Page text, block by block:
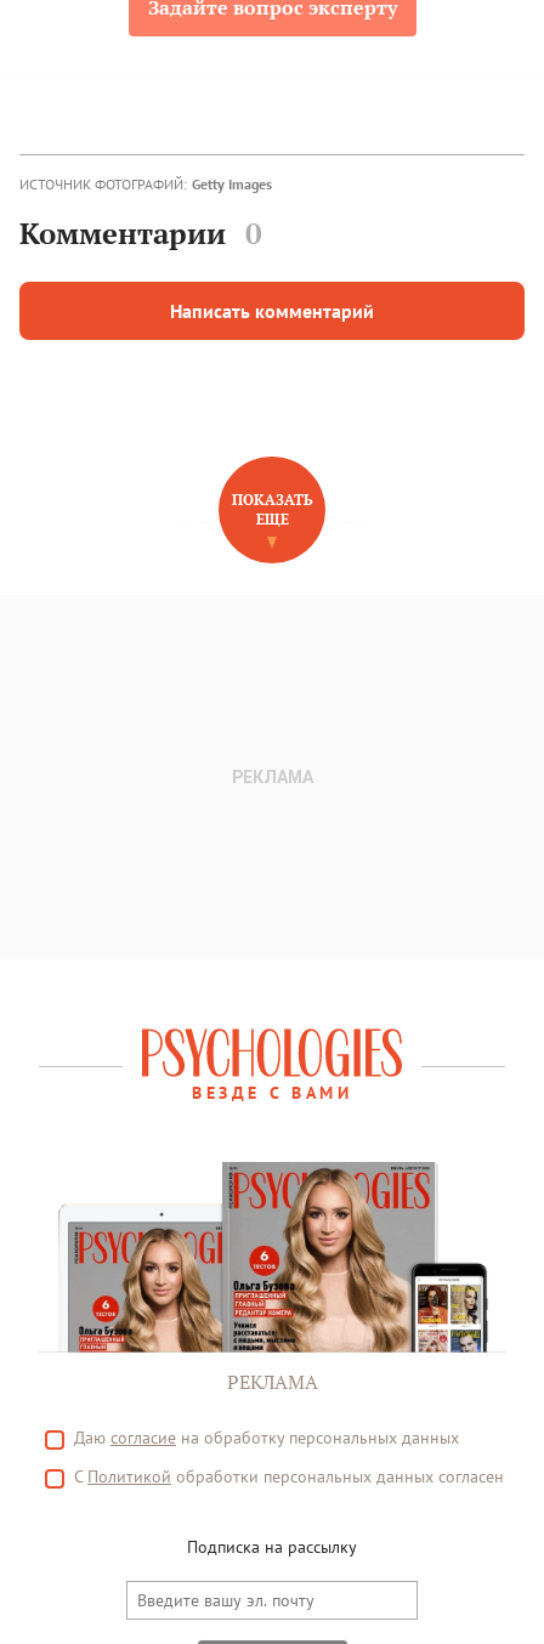
Задайте вопрос эксперту
ИСТОЧНИК ФОТОГРАФИЙ: Getty Images
Комментарии 0
Написать комментарий
НОВОЕ НА САЙТЕ
ПОКАЗАТЬ
ЕЩЕ
ВЕЗДЕ С ВАМИ
РЕКЛАМА
Даю согласие на обработку персональных данных
С Политикой обработки персональных данных согласен
Подписка на рассылку